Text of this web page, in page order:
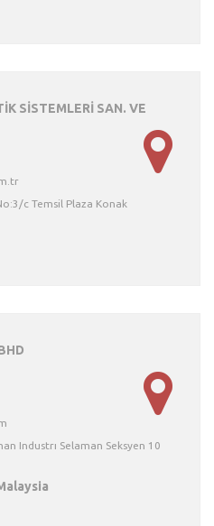
SİSTEMLERİ SAN. VE
c Temsil Plaza Konak
Industrı Selaman Seksyen 10